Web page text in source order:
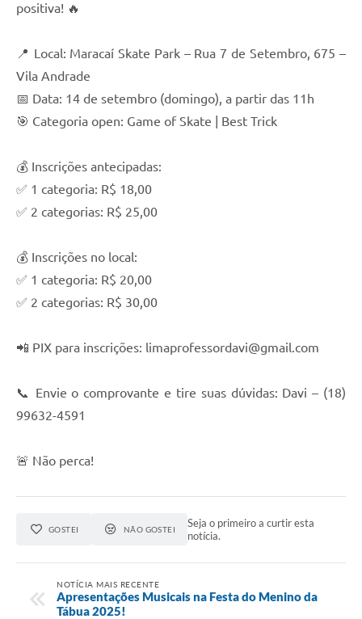
positiva! 🔥
📍 Local: Maracaí Skate Park – Rua 7 de Setembro, 675 –
Vila Andrade
📅 Data: 14 de setembro (domingo), a partir das 11h
🎯 Categoria open: Game of Skate | Best Trick
💰 Inscrições antecipadas:
✅ 1 categoria: R$ 18,00
✅ 2 categorias: R$ 25,00
💰 Inscrições no local:
✅ 1 categoria: R$ 20,00
✅ 2 categorias: R$ 30,00
📲 PIX para inscrições: limaprofessordavi@gmail.com
📞 Envie o comprovante e tire suas dúvidas: Davi – (18)
99632-4591
🚨 Não perca!
GOSTEI NÃO GOSTEI
Seja o primeiro a curtir esta
notícia.
NOTÍCIA MAIS RECENTE
Apresentações Musicais na Festa do Menino da
Tábua 2025!